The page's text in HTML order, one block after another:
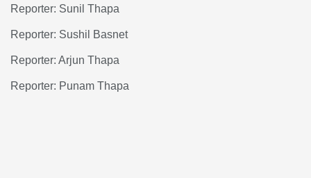
Reporter: Sunil Thapa
Reporter: Sushil Basnet
Reporter: Arjun Thapa
Reporter: Punam Thapa